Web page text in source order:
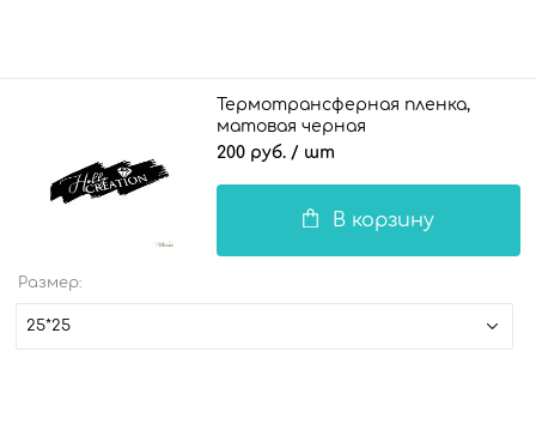
Термотрансферная пленка,
матовая черная
200 руб. / шт
В корзину
Размер:
25*25